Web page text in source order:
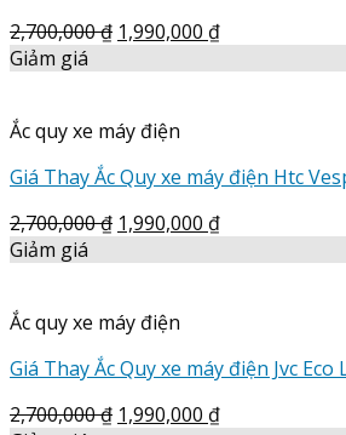
2,700,000₫ 1,990,000 ₫
Giảm giá
Ắc quy xe máy điện
Giá Thay Ắc Quy xe máy điện Htc
2,700,000₫ 1,990,000 ₫
Giảm giá
Ắc quy xe máy điện
Giá Thay Ắc Quy xe máy điện Jvc Eco
2,700,000₫ 1,990,000 ₫